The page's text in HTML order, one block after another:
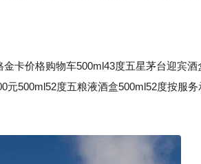
价格购物车500ml43度五星茅台迎宾酒
元500ml52度五粮液酒盒500ml52度按服